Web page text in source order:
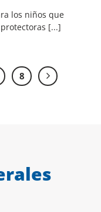
los niños que
[...]
8